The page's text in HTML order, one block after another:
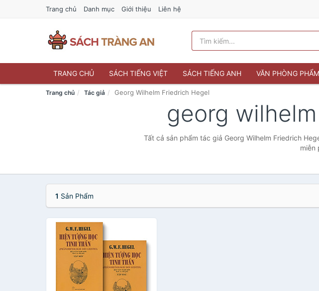
Trang chủ Danh mục Giới thiệu Liên hệ
TRANG CHỦ SÁCH TIẾNG VIỆT SÁCH TIẾNG ANH VĂN PHÒNG PHẨM
Trang chủ Tác giả Georg Wilhelm Friedrich Hegel
georg
Tất cả sản phẩm tác giả Georg Wilhelm Friedrich
miễn
1 Sản Phẩm